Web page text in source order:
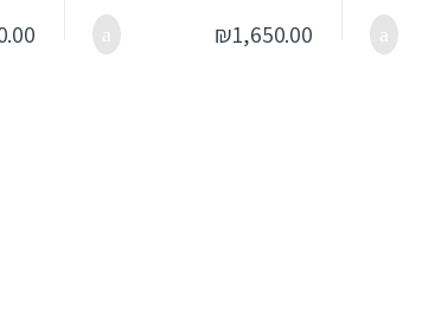
₪1,650.00